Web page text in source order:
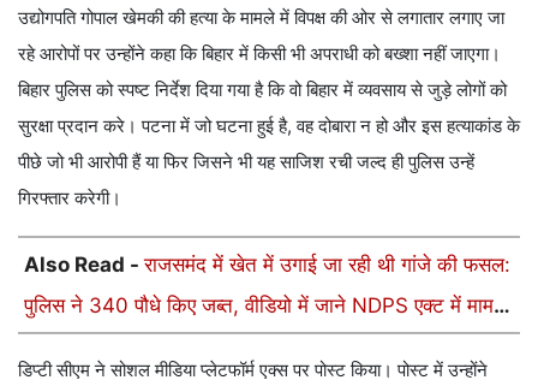
उद्योगपति गोपाल खेमकी की हत्या के मामले में विपक्ष की ओर से लगातार लगाए जा
रहे आरोपों पर उन्होंने कहा कि बिहार में किसी भी अपराधी को बख्शा नहीं जाएगा।
बिहार पुलिस को स्पष्ट निर्देश दिया गया है कि वो बिहार में व्यवसाय से जुड़े लोगों को
सुरक्षा प्रदान करे। पटना में जो घटना हुई है, वह दोबारा न हो और इस हत्याकांड के
पीछे जो भी आरोपी हैं या फिर जिसने भी यह साजिश रची जल्द ही पुलिस उन्हें
गिरफ्तार करेगी।
Also Read -राजसमंद में खेत में उगाई जा रही थी गांजे की फसल:
पुलिस ने 340 पौधे किए जब्त, वीडियो में जाने NDPS एक्ट में मामला
डिप्टी सीएम ने सोशल मीडिया प्लेटफॉर्म एक्स पर पोस्ट किया। पोस्ट में उन्होंने